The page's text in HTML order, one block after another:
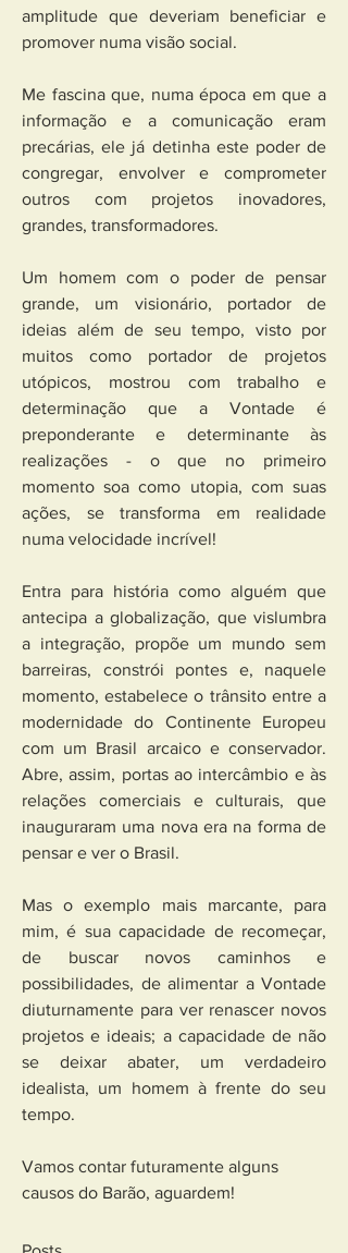
amplitude que deveriam beneficiar e
promover numa visão social.
Me fascina que, numa época em que a
informação e a comunicação eram
precárias, ele já detinha este poder de
congregar, envolver e comprometer
outros com projetos inovadores,
grandes, transformadores.
Um homem com o poder de pensar
grande, um visionário, portador de
ideias além de seu tempo, visto por
muitos como portador de projetos
utópicos, mostrou com trabalho e
determinação que a Vontade é
preponderante e determinante às
realizações - o que no primeiro
momento soa como utopia, com suas
ações, se transforma em realidade
numa velocidade incrível!
Entra para história como alguém que
antecipa a globalização, que vislumbra
a integração, propõe um mundo sem
barreiras, constrói pontes e, naquele
momento, estabelece o trânsito entre a
modernidade do Continente Europeu
com um Brasil arcaico e conservador.
Abre, assim, portas ao intercâmbio e às
relações comerciais e culturais, que
inauguraram uma nova era na forma de
pensar e ver o Brasil.
Mas o exemplo mais marcante, para
mim, é sua capacidade de recomeçar,
de buscar novos caminhos e
possibilidades, de alimentar a Vontade
diuturnamente para ver renascer novos
projetos e ideais; a capacidade de não
se deixar abater, um verdadeiro
idealista, um homem à frente do seu
tempo.
Vamos contar futuramente alguns
causos do Barão, aguardem!